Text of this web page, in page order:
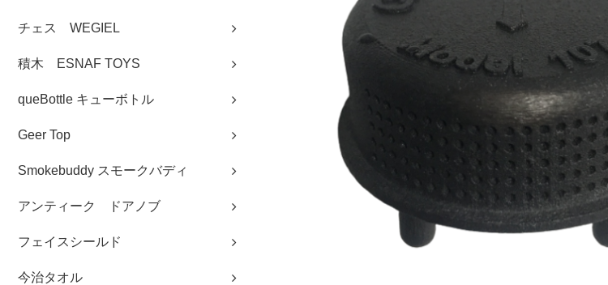
チェス WEGIEL
積木 ESNAF TOYS
queBottle キューボトル
Geer Top
Smokebuddy スモークバディ
アンティーク ドアノブ
フェイスシールド
今治タオル